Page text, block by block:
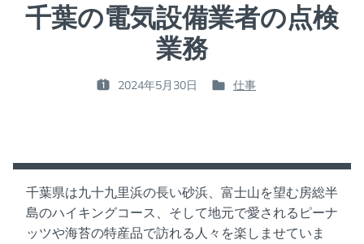
千葉の電気設備業者の点検
業務
P
E
O
N
:
2024年5月30日
P
E
I
N
:
仕事
千葉県は九十九里浜の長い砂浜、富士山を望む房総半
島のハイキングコース、そして地元で愛されるピーナ
ッツや海苔の特産品で訪れる人々を楽しませていま